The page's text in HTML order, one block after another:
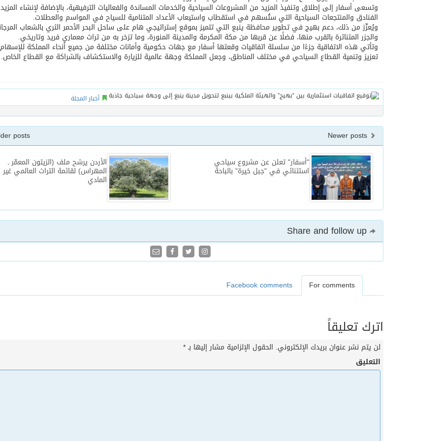
وتسعى أسفار إلى إطلاق وتنفيذ المزيد من المشروعات السياحية والخدمات المساندة والفعاليات الترفيهية، بالإضافة لإنشاء
الفنادق والمنتجعات السياحية التي ستُسهم في استقطاب واستيعاب الأعداد المتنامية للسياح في المواسم والعطلات.
ويُعزّز من ذلك، دعم بهيج في تطوير محافظة ينبع التي تتميز بموقع إستراتيجي هام على ساحل البحر الأحمر الثري بالشعاب
والجزر المتناثرة بالقرب منها، فضلًا عن قربها من مكة المكرمة والمدينة المنورة، وما تزخر به من تراث معماري فريد وتاريخي.
وتأتي هذه الاتفاقية جزءًا من سلسلة اتفاقيات وقعتها أسفار مع جهات حكومية وأمانات مختلفة من جميع أنحاء المملكة
تعزيز وتنمية القطاع السياحي في مختلف المناطق، وجعل المملكة وجهة عالمية للزيارة والاستكشاف بالشراكة مع القطاع الخاص.
أخبار المجلة
posts
الأردن يرشح ملف (الزيتون المعمّر ـ
المهراس) لقائمة التراث العالمي غير
المادي
"أسفار" تعلن عن مشروع سياحي
استثنائي في "جبل خيرة" بالباحة
For comments
Facebook comments
اترك تعليقاً
لن يتم نشر عنوان بريدك الإلكتروني. الحقول الإلزامية مشار إليها بـ*
التعليق